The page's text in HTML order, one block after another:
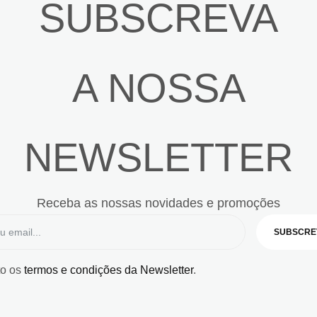
SUBSCREVA
A NOSSA
NEWSLETTER
Receba as nossas novidades e promoções
os termos e condições da Newsletter.